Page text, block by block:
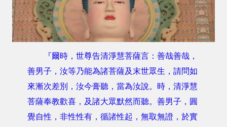
『爾時，世尊告清淨慧菩薩言：善哉善哉，
善男子，汝等乃能為諸菩薩及末世眾生，請問如
來漸次差別，汝今膏聽，當為汝說。時，清淨慧
菩薩奉教歡喜，及諸大眾默然而聽。善男子，圓
覺自性，非性性有，循諸性起，無取無證，於實